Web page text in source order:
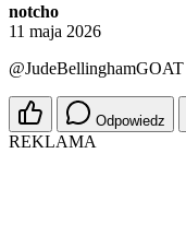
notcho
11 maja 2026
@JudeBellinghamGOAT
Odpowiedz
REKLAMA